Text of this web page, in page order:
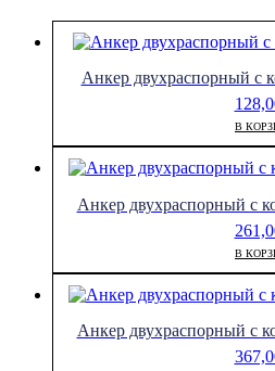
Анкер двухраспорный с
В
Анкер двухраспорный с
В
Анкер двухраспорный с